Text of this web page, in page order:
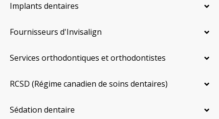
Implants dentaires
Fournisseurs d'Invisalign
Services orthodontiques et orthodontistes
RCSD (Régime canadien de soins dentaires)
Sédation dentaire